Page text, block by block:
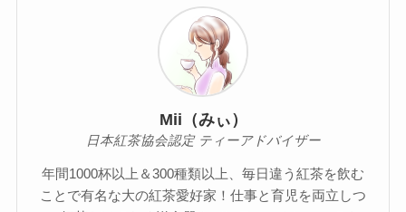
Mii（みぃ）
日本紅茶協会認定 ティーアドバイザー
年間1000杯以上＆300種類以上、毎日違う紅茶を飲む
ことで有名な大の紅茶愛好家！仕事と育児を両立しつ